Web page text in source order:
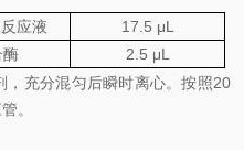
反应液 17.5 μL
酶 2.5 μL
，充分混匀后瞬时离心。按照20
。